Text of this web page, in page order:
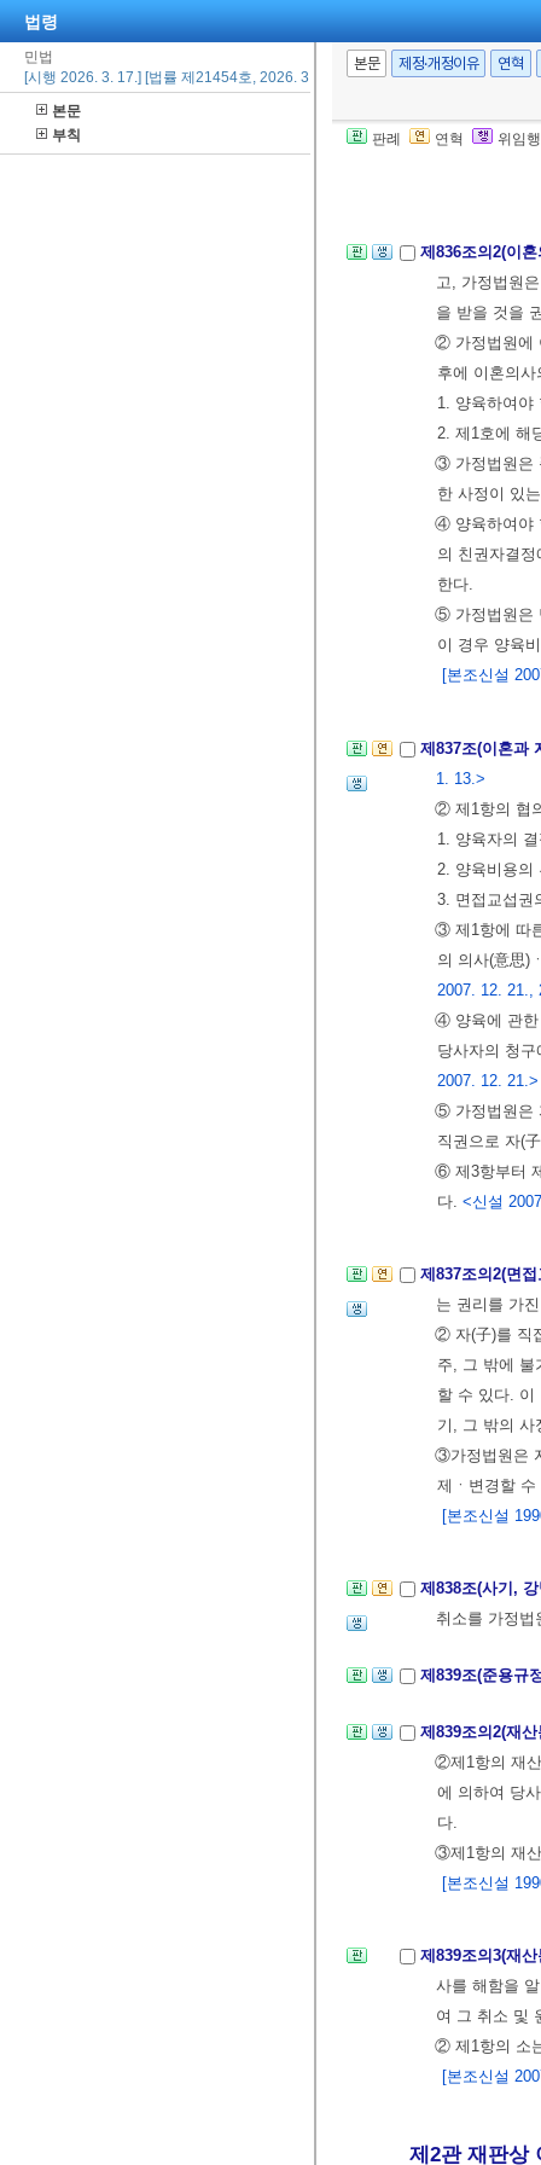
법령
민법
[시행 2026. 3. 17.] [법률 제21454호, 2026. 3. 17., 일부개정]
본문
부칙
본문 제정·개정이유 연혁
판례 연혁 위임
[전문개정
제836조(이혼의
법률」의 정한
제836조의2(이
고, 가정법원
을 받을 것을
② 가정법원에
후에 이혼의
1. 양육하여야
2. 제1호에 해
③ 가정법원은
한 사정이 있
④ 양육하여야
의 친권자결
한다.
⑤ 가정법원은
이 경우 양육
[본조신설
제837조(이혼과
1. 13.>
② 제1항의 협
1. 양육자의
2. 양육비용의
3. 면접교섭권
③ 제1항에 따
의 의사(意思)
2007. 12. 21.,
④ 양육에 관한
당사자의 청
2007. 12. 21.>
⑤ 가정법원은
직권으로 자(
⑥ 제3항부터
다. <신설
제837조의2(면
는 권리를 가
② 자(子)를 직
주, 그 밖에 불
할 수 있다. 이
기, 그 밖의
③가정법원은
제ㆍ변경할
[본조신설
제838조(사기,
취소를 가정
제839조(준용규
제839조의2(재
②제1항의 재
에 의하여 당
다.
③제1항의 재
[본조신설
제839조의3(재
사를 해함을
여 그 취소 및
② 제1항의 소
[본조신설
제2관 재판상